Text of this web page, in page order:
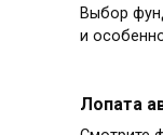
Выбор
и
Лопата